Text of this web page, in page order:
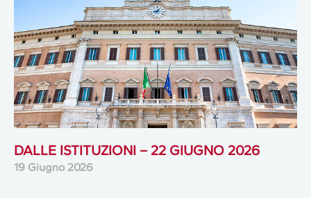
DALLE ISTITUZIONI – 22 GIUGNO 2026
19 Giugno 2026